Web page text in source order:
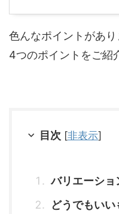
色んなポイントがあ
4つのポイントをご紹
目次 [非表示]
バリエーショ
どうでもい